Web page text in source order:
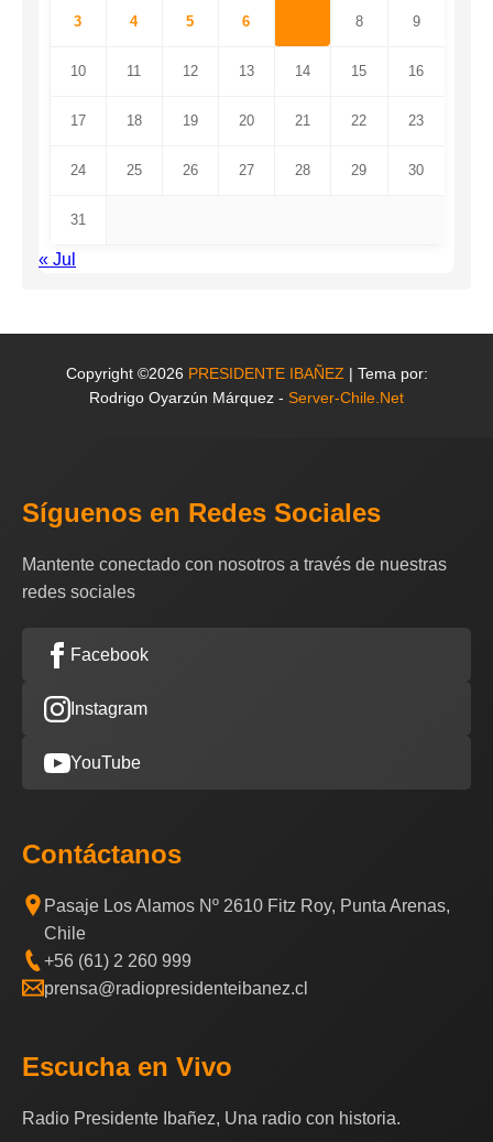
3 4 5 6 8 9
10 11 12 13 14 15 16
17 18 19 20 21 22 23
24 25 26 27 28 29 30
31
« Jul
Copyright ©2026 PRESIDENTE IBAÑEZ | Tema por:
Rodrigo Oyarzún Márquez - Server-Chile.Net
Síguenos en Redes Sociales
Mantente conectado con nosotros a través de nuestras
redes sociales
Facebook
Instagram
YouTube
Contáctanos
Pasaje Los Alamos Nº 2610 Fitz Roy, Punta Arenas,
Chile
+56 (61) 2 260 999
prensa@radiopresidenteibanez.cl
Escucha en Vivo
Radio Presidente Ibañez, Una radio con historia.